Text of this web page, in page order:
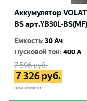
Аккумулятор
BS арт.YB30L-
Емкость:30 Ач
Пусковой ток:400 A
7 596руб.
7 326 руб.
при обмене